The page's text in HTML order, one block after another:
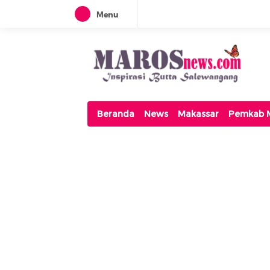
Menu
Maros News
Inspirasi Butta Salewangang
Beranda News Makassar Pemkab